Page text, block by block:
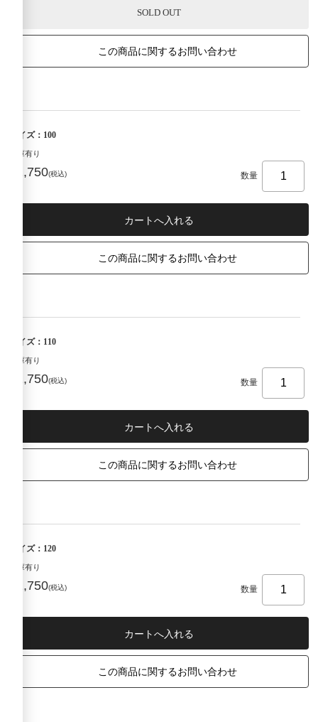
SOLD OUT
この商品に関するお問い合わせ
サイズ：100
在庫有り
¥2,750(税込) 数量
この商品に関するお問い合わせ
サイズ：110
在庫有り
¥2,750(税込) 数量
この商品に関するお問い合わせ
サイズ：120
在庫有り
¥2,750(税込) 数量
この商品に関するお問い合わせ